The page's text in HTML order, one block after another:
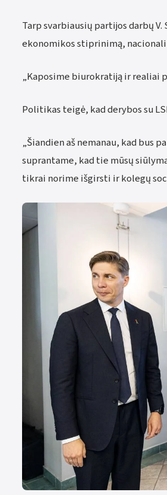
Tarp svarbiausių partijos darbų
ekonomikos stiprinimą,
„Kaposime biurokratiją ir realiai
Politikas teigė, kad derybos su
„Šiandien aš nemanau, kad bus
suprantame, kad tie mūsų
tikrai norime išgirsti ir kolegų